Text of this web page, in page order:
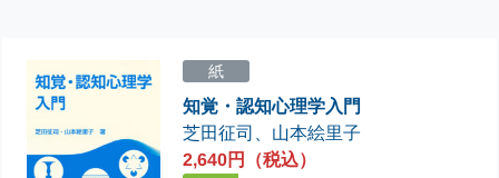
紙
知覚・認知心理学入門
芝田征司 山本絵里子
2,640円（税込）